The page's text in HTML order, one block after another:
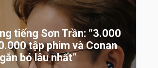
tiếng Sơn Trần: “3.000
tập phim và Conan
bó lâu nhất”